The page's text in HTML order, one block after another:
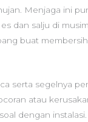
Menjaga ini
dan salju di
buat
serta segelnya
atau
dengan